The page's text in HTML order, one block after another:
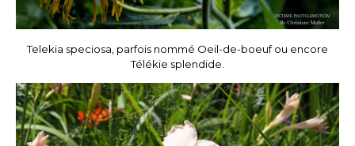
Telekia speciosa, parfois nommé Oeil-de-boeuf ou encore
Télékie splendide.